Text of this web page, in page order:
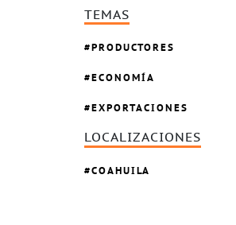
TEMAS
PRODUCTORES
ECONOMÍA
EXPORTACIONES
LOCALIZACIONES
COAHUILA